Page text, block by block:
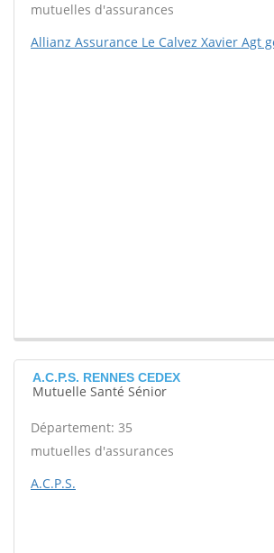
mutuelles d'assurances
Allianz Assurance Le Calvez Xavier Agt
A.C.P.S. RENNES CEDEX
Mutuelle Santé Sénior
Département: 35
mutuelles d'assurances
A.C.P.S.